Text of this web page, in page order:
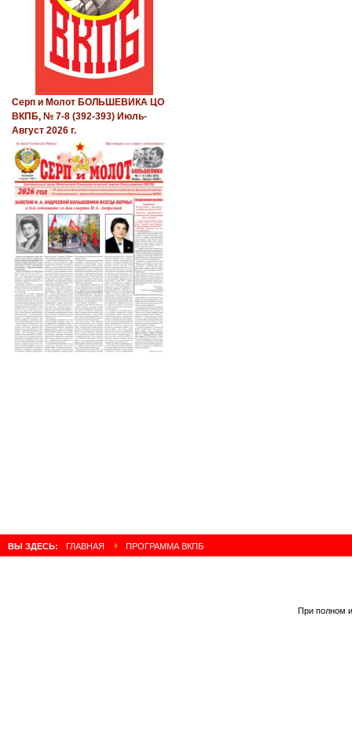
Серп и Молот БОЛЬШЕВИКА ЦО
ВКПБ, № 7-8 (392-393) Июль-
Август 2026 г.
ВЫ ЗДЕСЬ: ГЛАВНАЯ ПРОГРАММА ВКПБ
При полном